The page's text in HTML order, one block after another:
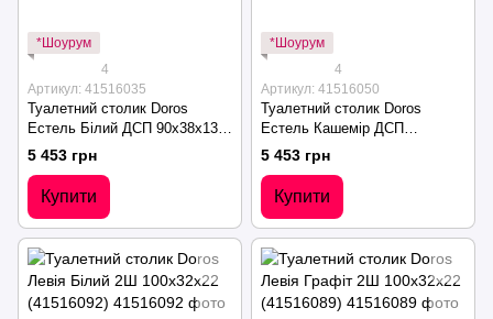
*Шоурум
4
Артикул: 41516035
Туалетний столик Doros
Естель Білий ДСП 90х38х135
(41516035)
5 453 грн
Купити
*Шоурум
4
Артикул: 41516050
Туалетний столик Doros
Естель Кашемір ДСП
90х38х135 (41516050)
5 453 грн
Купити